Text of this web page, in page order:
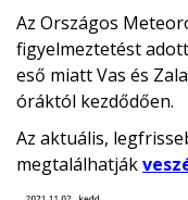
Az Országos
figyelmeztetést
eső miatt Vas és
óráktól kezdődően.
Az aktuális,
megtalálhatják